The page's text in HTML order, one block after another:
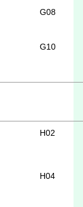
G08
G10
H02
H04